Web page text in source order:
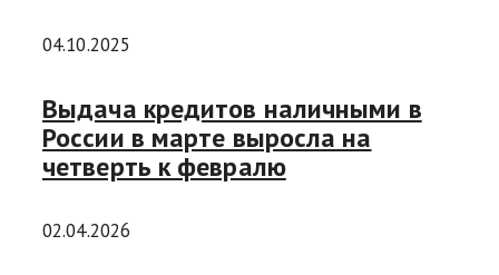
04.10.2025
Выдача кредитов наличными в
России в марте выросла на
четверть к февралю
02.04.2026